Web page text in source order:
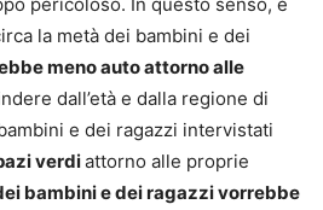
la metà dei bambini e dei
meno auto attorno alle
dall’età e dalla regione di
e dei ragazzi intervistati
verdiattorno alle proprie
bambini e dei ragazzi vorrebbe